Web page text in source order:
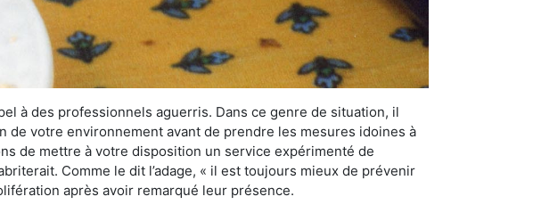
à des professionnels aguerris. Dans ce genre de situation, il
de votre environnement avant de prendre les mesures idoines à
de mettre à votre disposition un service expérimenté de
Comme le dit l’adage, « il est toujours mieux de prévenir
après avoir remarqué leur présence.